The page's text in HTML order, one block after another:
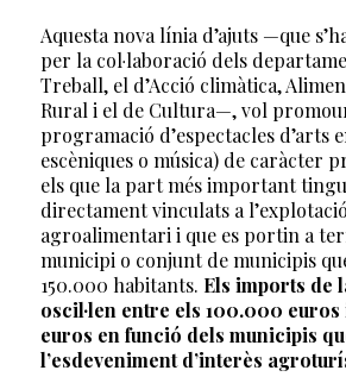
Aquesta nova línia d’ajuts —que
per la col·laboració dels
Treball, el d’Acció climàtica,
Rural i el de Cultura—, vol
programació d’espectacles d’arts
escèniques o música) de caràcter
els que la part més important
directament vinculats a
agroalimentari i que es portin a
municipi o conjunt de municipis
150.000 habitants. Els imports de
oscil·len entre els 100.000
euros en funció dels municipis
l’esdeveniment d’interès